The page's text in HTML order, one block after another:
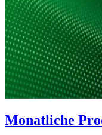
Monatliche